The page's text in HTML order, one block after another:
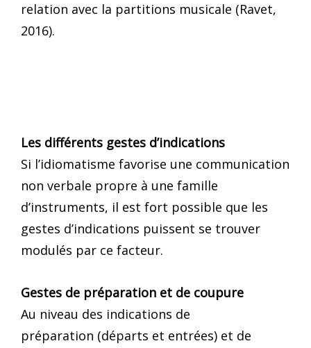
relation avec la partitions musicale (Ravet,
2016).
Les différents gestes d’indications
Si l’idiomatisme favorise une communication
non verbale propre à une famille
d’instruments, il est fort possible que les
gestes d’indications puissent se trouver
modulés par ce facteur.
Gestes de préparation et de coupure
Au niveau des indications de
préparation (départs et entrées) et de